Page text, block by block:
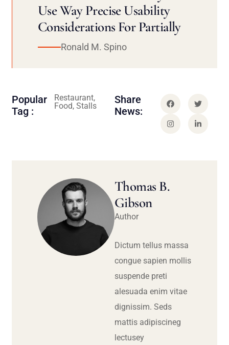
Use Way Precise Usability
Considerations For Partially
Ronald M. Spino
Popular
Tag :
Restaurant,
Food, Stalls
Share
News:
Thomas B.
Gibson
Author
Dictum tellus massa
congue sapien mollis
suspende preti
alesuada enim vitae
dignissim. Seds
mattis adipiscineg
lectusey